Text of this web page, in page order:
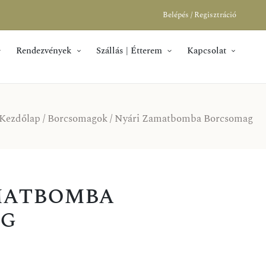
Belépés / Regisztráció
Rendezvények Szállás | Étterem Kapcsolat
Kezdőlap/Borcsomagok/ Nyári Zamatbomba Borcsomag